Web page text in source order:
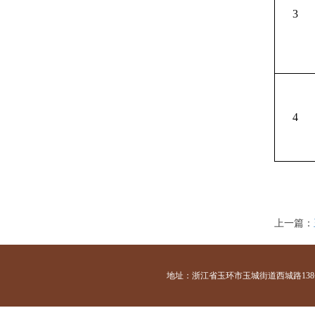
3
4
上一篇：
地址：浙江省玉环市玉城街道西城路